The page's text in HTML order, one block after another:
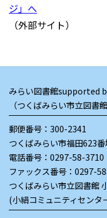
ジ」へ
（外部サイト）
みらい図書館supported
（つくばみらい市立図書館
郵便番号：300-2341
つくばみらい市福田623
電話番号： 0297-58-3710
ファックス番号：0297-
つくばみらい市立図書館
(小絹コミュニティセンタ